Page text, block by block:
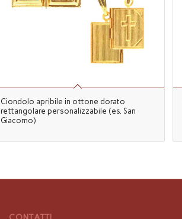
Ciondolo apribile in ottone dorato
rettangolare personalizzabile (es. San
Giacomo)